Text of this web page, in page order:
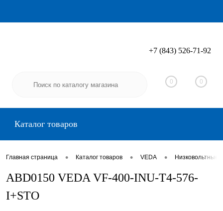
Вход Регистрация
+7 (843) 526-71-92
0 0
Каталог товаров
Главная страница • Каталог товаров • VEDA •
ABD0150 VEDA VF-400-INU-T4-576-
I+STO